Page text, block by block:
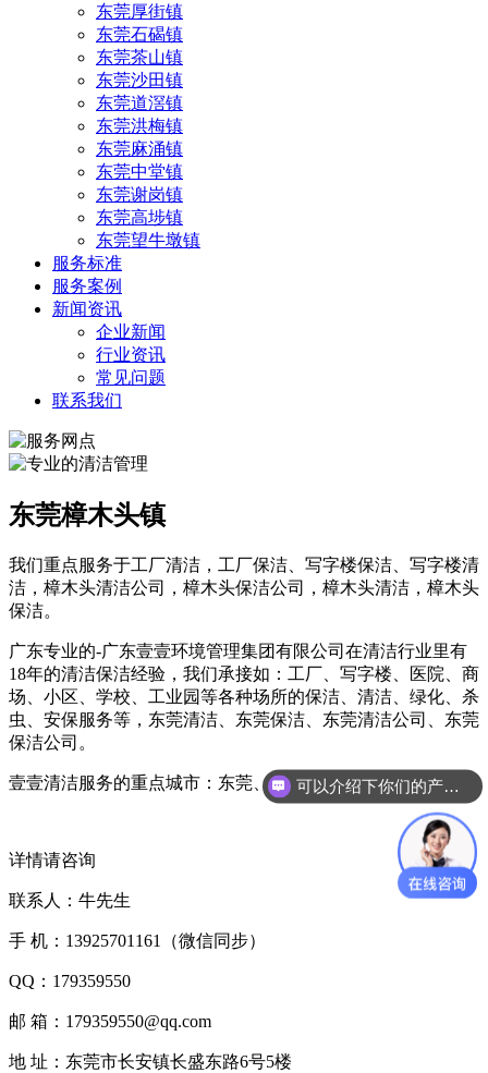
东莞厚街镇
东莞石碣镇
东莞茶山镇
东莞沙田镇
东莞道滘镇
东莞洪梅镇
东莞麻涌镇
东莞中堂镇
东莞谢岗镇
东莞高埗镇
东莞望牛墩镇
服务标准
服务案例
新闻资讯
企业新闻
行业资讯
常见问题
联系我们
东莞樟木头镇
我们重点服务于工厂清洁，工厂保洁、写字楼保洁、写字楼清
洁，樟木头清洁公司，樟木头保洁公司，樟木头清洁，樟木头
保洁。
广东专业的-广东壹壹环境管理集团有限公司在清洁行业里有
18年的清洁保洁经验，我们承接如：工厂、写字楼、医院、商
场、小区、学校、工业园等各种场所的保洁、清洁、绿化、杀
虫、安保服务等，东莞清洁、东莞保洁、东莞清洁公司、东莞
保洁公司。
壹壹清洁服务的重点城市：东莞、深圳、中山、珠海、珠海。
详情请咨询
联系人：牛先生
手 机：13925701161（微信同步）
QQ：179359550
邮 箱：179359550@qq.com
地 址：东莞市长安镇长盛东路6号5楼
可以介绍下你们的产品么？